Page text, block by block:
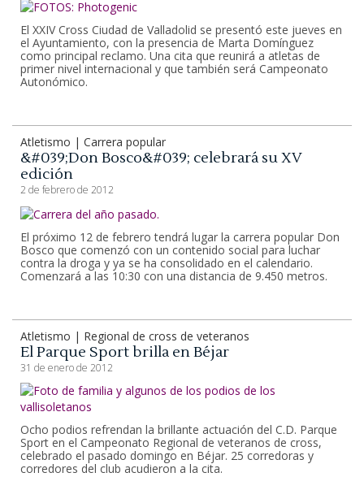
El XXIV Cross Ciudad de Valladolid se presentó este jueves en
el Ayuntamiento, con la presencia de Marta Domínguez
como principal reclamo. Una cita que reunirá a atletas de
primer nivel internacional y que también será Campeonato
Autonómico.
Atletismo | Carrera popular
&#039;Don Bosco&#039; celebrará su XV
edición
2 de febrero de 2012
El próximo 12 de febrero tendrá lugar la carrera popular Don
Bosco que comenzó con un contenido social para luchar
contra la droga y ya se ha consolidado en el calendario.
Comenzará a las 10:30 con una distancia de 9.450 metros.
Atletismo | Regional de cross de veteranos
El Parque Sport brilla en Béjar
31 de enero de 2012
Ocho podios refrendan la brillante actuación del C.D. Parque
Sport en el Campeonato Regional de veteranos de cross,
celebrado el pasado domingo en Béjar. 25 corredoras y
corredores del club acudieron a la cita.